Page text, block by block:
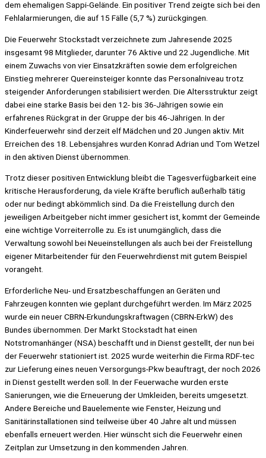
dem ehemaligen Sappi-Gelände. Ein positiver Trend zeigte sich bei den
Fehlalarmierungen, die auf 15 Fälle (5,7 %) zurückgingen.
Die Feuerwehr Stockstadt verzeichnete zum Jahresende 2025
insgesamt 98 Mitglieder, darunter 76 Aktive und 22 Jugendliche. Mit
einem Zuwachs von vier Einsatzkräften sowie dem erfolgreichen
Einstieg mehrerer Quereinsteiger konnte das Personalniveau trotz
steigender Anforderungen stabilisiert werden. Die Altersstruktur zeigt
dabei eine starke Basis bei den 12- bis 36-Jährigen sowie ein
erfahrenes Rückgrat in der Gruppe der bis 46-Jährigen. In der
Kinderfeuerwehr sind derzeit elf Mädchen und 20 Jungen aktiv. Mit
Erreichen des 18. Lebensjahres wurden Konrad Adrian und Tom Wetzel
in den aktiven Dienst übernommen.
Trotz dieser positiven Entwicklung bleibt die Tagesverfügbarkeit eine
kritische Herausforderung, da viele Kräfte beruflich außerhalb tätig
oder nur bedingt abkömmlich sind. Da die Freistellung durch den
jeweiligen Arbeitgeber nicht immer gesichert ist, kommt der Gemeinde
eine wichtige Vorreiterrolle zu. Es ist unumgänglich, dass die
Verwaltung sowohl bei Neueinstellungen als auch bei der Freistellung
eigener Mitarbeitender für den Feuerwehrdienst mit gutem Beispiel
vorangeht.
Erforderliche Neu- und Ersatzbeschaffungen an Geräten und
Fahrzeugen konnten wie geplant durchgeführt werden. Im März 2025
wurde ein neuer CBRN-Erkundungskraftwagen (CBRN-ErkW) des
Bundes übernommen. Der Markt Stockstadt hat einen
Notstromanhänger (NSA) beschafft und in Dienst gestellt, der nun bei
der Feuerwehr stationiert ist. 2025 wurde weiterhin die Firma RDF-tec
zur Lieferung eines neuen Versorgungs-Pkw beauftragt, der noch 2026
in Dienst gestellt werden soll. In der Feuerwache wurden erste
Sanierungen, wie die Erneuerung der Umkleiden, bereits umgesetzt.
Andere Bereiche und Bauelemente wie Fenster, Heizung und
Sanitärinstallationen sind teilweise über 40 Jahre alt und müssen
ebenfalls erneuert werden. Hier wünscht sich die Feuerwehr einen
Zeitplan zur Umsetzung in den kommenden Jahren.